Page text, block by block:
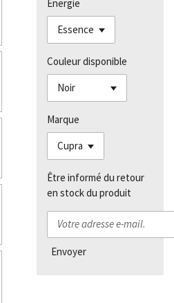
Énergie
Couleur disponible
Marque
Être informé du retour
en stock du produit
Envoyer